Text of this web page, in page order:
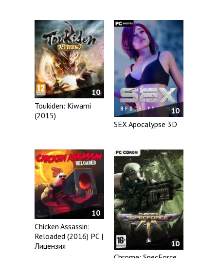
10
Toukiden: Kiwami
(2015)
10
SEX Apocalypse 3D
10
Chicken Assassin:
Reloaded (2016) PC |
Лицензия
10